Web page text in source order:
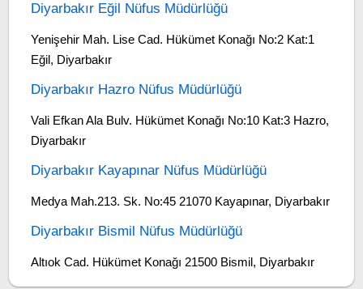
Diyarbakır Eğil Nüfus Müdürlüğü
Yenişehir Mah. Lise Cad. Hükümet Konağı No:2 Kat:1
Eğil, Diyarbakır
Diyarbakır Hazro Nüfus Müdürlüğü
Vali Efkan Ala Bulv. Hükümet Konağı No:10 Kat:3 Hazro,
Diyarbakır
Diyarbakır Kayapınar Nüfus Müdürlüğü
Medya Mah.213. Sk. No:45 21070 Kayapınar, Diyarbakır
Diyarbakır Bismil Nüfus Müdürlüğü
Altıok Cad. Hükümet Konağı 21500 Bismil, Diyarbakır